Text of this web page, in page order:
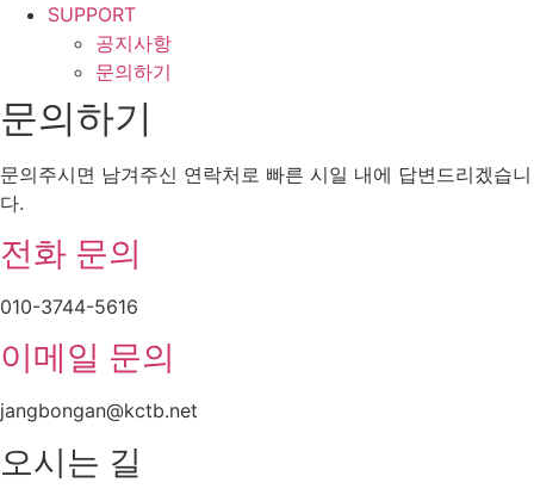
SUPPORT
공지사항
문의하기
문의하기
문의주시면 남겨주신 연락처로 빠른 시일 내에 답변드리겠습니
다.
전화 문의
010-3744-5616
이메일 문의
jangbongan@kctb.net
오시는 길